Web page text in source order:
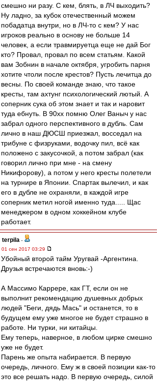
смешно ни разу. С кем, блять, в ЛЧ выходить?
Ну ладно, за кубок отечественный можем
побадатца внутри, но в ЛЧ-то с кем? У нас
игроков реально в основу не больше 14
человек, а если травмируетца еще не дай Бог
кто? Провал, провал по всем статьям. Какой
вам Зобнин в начале октября, угробить парня
хотите чтоли после крестов? Пусть лечитца до
весны. По своей команде знаю, что такое
кресты, там ахтунг психологический лютый. А
соперник сука об этом знает и так и наровит
туда ебнуть. В 90хх помню Олег Ваныч у нас
забрал одного перспективного в дубль. Сам
лично в наш ДЮСШ приезжал, восседал на
трибуне с физруками, водочку пил, всё как
положено с закусочкой, а потом забрал (как
говорил лично при мне - на смену
Никифорову), а потом у него кресты полетели
на турнире в Японии. Спартак вылечил, и как
его в дубле не охраняли, в каждой игре
соперник метил ногой именно туда..... Щас
менеджером в одном хоккейном клубе
работает.
terpila -
01 сен 2017 03:29
Убойный второй тайм Уругвай -Аргентина.
Друзья встречаются вновь:-)
А Массимо Каррере, как ГТ, если он не
выполнит рекомендацию душевных добрых
людей "Беги, дядь Мась" и останется, то в
будущем ему уже многое не будет страшно в
работе. Ни турки, ни китайцы.
Ему теперь, наверное, в любом цирке смешно
уже не будет.
Парень же опыта набирается. В первую
очередь, личного. Ему ж в своей позиции как-то
это все решать надо. В первую очередь, силой